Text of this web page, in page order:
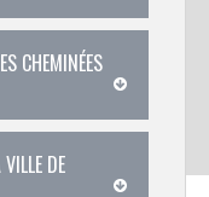
CHEMINÉES
DE